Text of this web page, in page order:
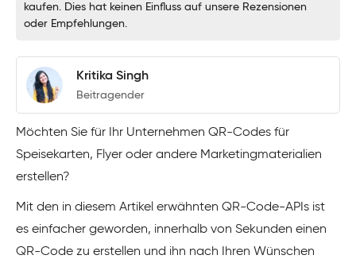
kaufen. Dies hat keinen Einfluss auf unsere Rezensionen
oder Empfehlungen.
Kritika Singh
Beitragender
Möchten Sie für Ihr Unternehmen QR-Codes für
Speisekarten, Flyer oder andere Marketingmaterialien
erstellen?
Mit den in diesem Artikel erwähnten QR-Code-APIs ist
es einfacher geworden, innerhalb von Sekunden einen
QR-Code zu erstellen und ihn nach Ihren Wünschen